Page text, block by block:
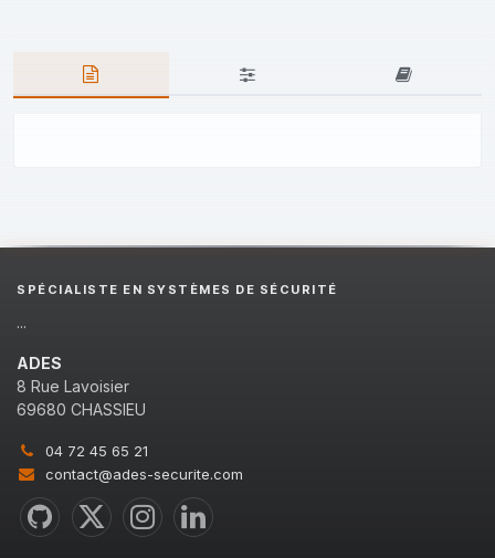
SPÉCIALISTE EN SYSTÈMES DE SÉCURITÉ
...
ADES
8 Rue Lavoisier
69680 CHASSIEU
04 72 45 65 21
contact@ades-securite.com